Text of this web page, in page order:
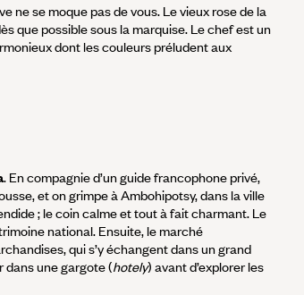
ne se moque pas de vous. Le vieux rose de la
que possible sous la marquise. Le chef est un
dont les couleurs préludent aux
. En compagnie d’un guide francophone privé,
et on grimpe à Ambohipotsy, dans la ville
; le coin calme et tout à fait charmant. Le
national. Ensuite, le marché
qui s’y échangent dans un grand
dans une gargote (hotely) avant d’explorer les